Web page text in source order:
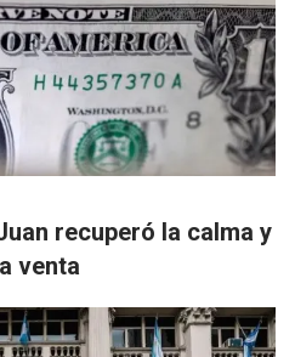
recuperó la calma y
venta